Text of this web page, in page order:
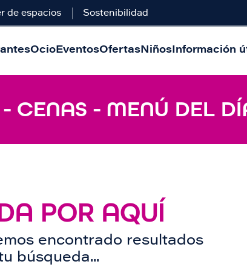
de espacios Sostenibilidad
OcioEventosOfertasNiñosInformación
CENAS - MENÚ DEL
POR AQUÍ
encontrado resultados
búsqueda...